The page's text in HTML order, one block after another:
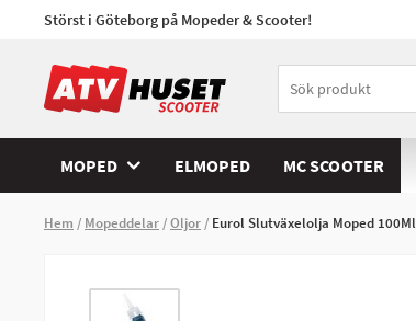
Störst i Göteborg på Mopeder & Scooter!
MOPED ELMOPED MC SCOOTER
Hem Mopeddelar Oljor Eurol Slutväxelolja Moped 100Ml